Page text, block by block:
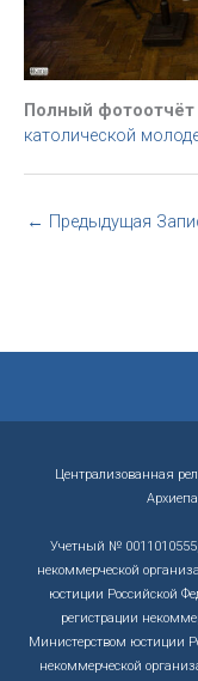
Полный
католической
← Предыдущая
Централизованная
Учетный № 0011010555,
некоммерческой
юстиции Российской
регистрации
Министерством юстиции
некоммерческой